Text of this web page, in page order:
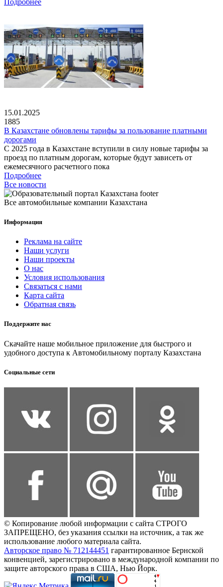
Подробнее
15.01.2025
1885
В Казахстане обновлены тарифы за пользование платными
дорогами
С 2025 года в Казахстане вступили в силу новые тарифы за
проезд по платным дорогам, которые будут зависеть от
ежемесячного расчетного пока
Подробнее
Все новости
Все автомобильные компании Казахстана
Информация
Реклама на сайте
Наши услуги
Наши проекты
О нас
Условия использования
Связаться с нами
Карта сайта
Обратная связь
Поддержите нас
Скачайте наше мобильное приложение для быстрого и
удобного доступа к Автомобильному порталу Казахстана
Социальные сети
© Копирование любой информации с сайта СТРОГО
ЗАПРЕЩЕНО, без указания ссылки на источник, а так же
использование любого материала сайта.
Авторское право № 712144451 гарантированное Бернской
конвенцией, зарегистрировано в международной компании по
защите авторского права в США, Нью Йорк.